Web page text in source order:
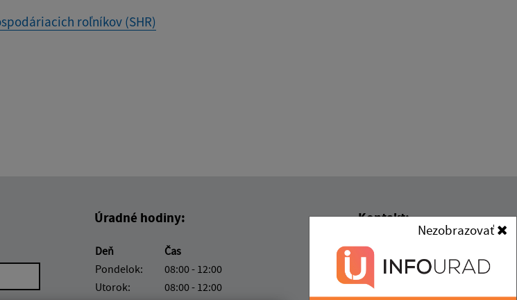
roľníkov (SHR)
Úradné hodiny:
Deň
Čas
Pondelok:
08:00 - 12:00
Utorok:
08:00 - 12:00
Kontakt:
Obec (Abrahámovce)
Obecný úrad
(Abrahámovce)
Nezobrazovať